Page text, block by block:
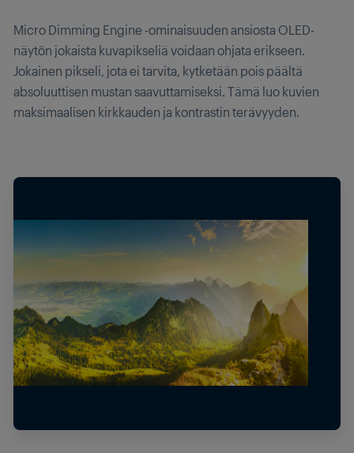
Micro Dimming Engine -ominaisuuden ansiosta OLED-
näytön jokaista kuvapikseliä voidaan ohjata erikseen.
Jokainen pikseli, jota ei tarvita, kytketään pois päältä
absoluuttisen mustan saavuttamiseksi. Tämä luo kuvien
maksimaalisen kirkkauden ja kontrastin terävyyden.